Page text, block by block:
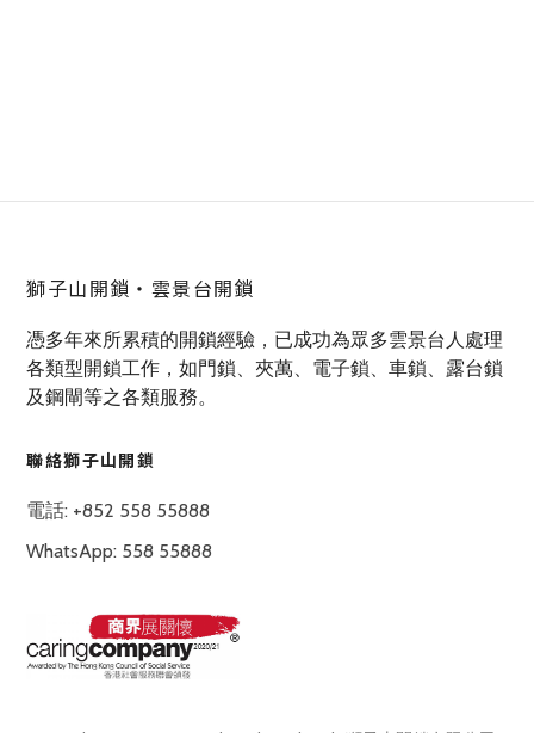
獅子山開鎖‧雲景台開鎖
憑多年來所累積的開鎖經驗，已成功為眾多雲景台人處理
各類型開鎖工作，如門鎖、夾萬、電子鎖、車鎖、露台鎖
及鋼閘等之各類服務。
聯絡獅子山開鎖
電話: +852 558 55888
WhatsApp: 558 55888